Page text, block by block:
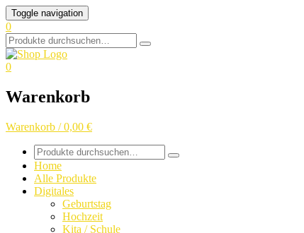
Skip
to
content
Toggle navigation
0
Search
for:
0
Warenkorb
Warenkorb / 0,00 €
Search
for:
Home
Alle Produkte
Digitales
Geburtstag
Hochzeit
Kita / Schule